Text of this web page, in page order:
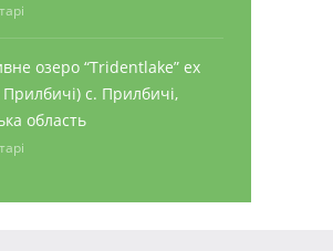
озеро “Tridentlake” ex
с. Прилбичі,
область